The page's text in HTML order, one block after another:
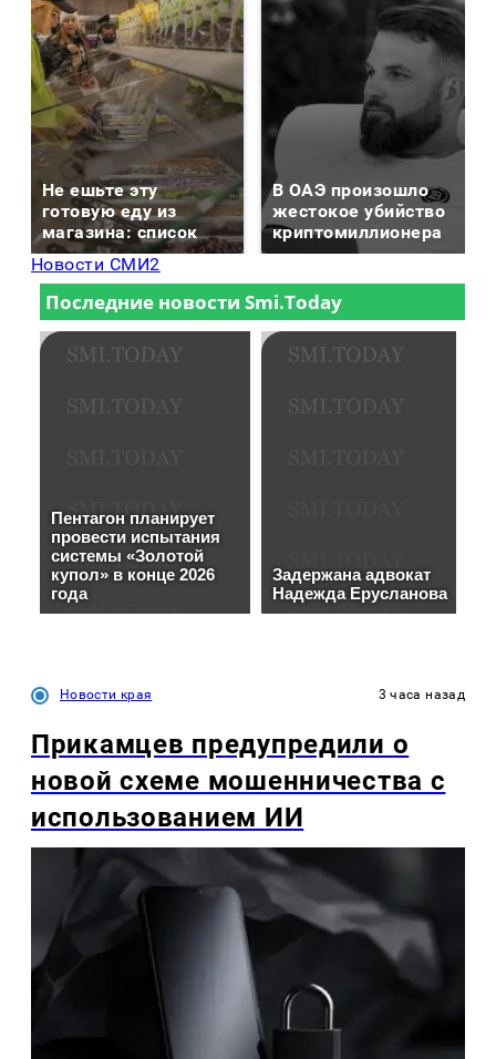
Не ешьте эту
готовую еду из
магазина: список
В ОАЭ произошло
жестокое убийство
криптомиллионера
Новости СМИ2
Новости края 3 часа назад
Прикамцев предупредили о
новой схеме мошенничества с
использованием ИИ